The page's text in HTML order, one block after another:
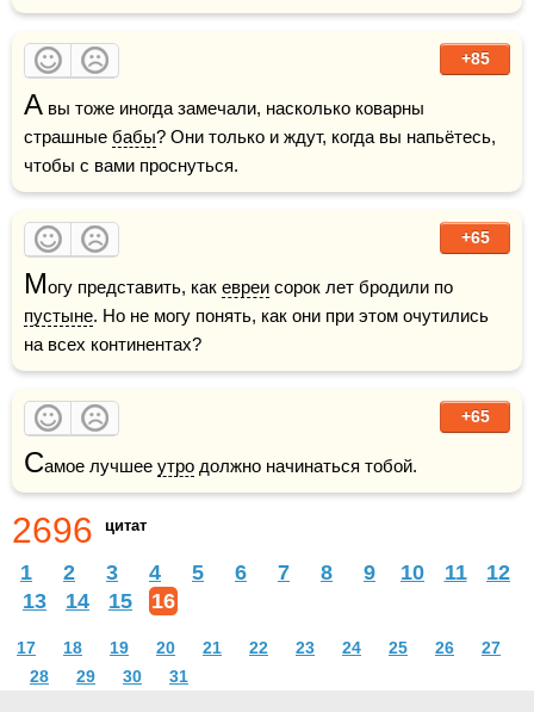
+85
А вы тоже иногда замечали, насколько коварны
страшные бабы? Они только и ждут, когда вы напьётесь,
чтобы с вами проснуться.
+65
Могу представить, как евреи
пустыне. Но не могу понять, как они при этом очутились
на всех континентах?
+65
Самое лучшее утро должно начинаться тобой.
2696 цитат
1 2 3 4 5 6 7 8 9 10 11
12
13
14 15 16
17 18 19 20 21 22 23 24 25 26
27
28
29 30 31